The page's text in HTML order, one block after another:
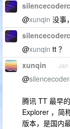
@xunqin 没事
@xunqin tt ？
xunqin Jan
@
腾讯 TT 最早
Explorer ，简
版本，是国内